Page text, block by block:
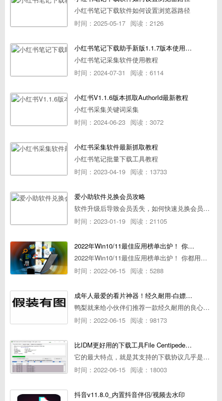
小红书笔记下载软件如何设置浏览器路径
时间：2025-05-17 阅读：2126
小红书笔记下载助手新版1.1.7版本使用教程
小红书笔记采集软件使用教程
时间：2024-07-31
阅读：6114
小红书V1.1.6版本抓取AuthorId最新教程
小红书采集关键词采集
时间：2024-06-23 阅读：3072
小红书采集软件最新抓取教程
小红书笔记批量下载工具教程
时间：2023-04-19 阅读：13733
爱小助软件兑换会员攻略
软件升级后导致会员丢失，如何快速兑换会员详细攻略
时间：2023-01-19 阅读：21105
2022年Win10/11最佳应用榜单出炉！ 你都用过几个？
2022年Win10/11最佳应用榜单出炉！ 你都用过几个？
时间：2022-06-15 阅读：5288
成年人最爱的看片神器！经久耐用-白嫖全网资源
鸭梨就来给小伙伴们推荐一款经久耐用的良心播放器，资源齐全无广告，可以放心使用~
时间：2022-06-15 阅读：98173
比IDM更好用的下载工具File Centipede文件蜈蚣-秒杀迅雷-直接飞起！
它的最大特点，就是其支持的下载协议几乎是市面上最全面的，包括HTTP/FTP、BT种子、磁力链接，m3u8流任务（AES-128解密）。
时间：2022-06-15 阅读：18003
抖音v11.8.0_内置抖音伴侣/视频去水印